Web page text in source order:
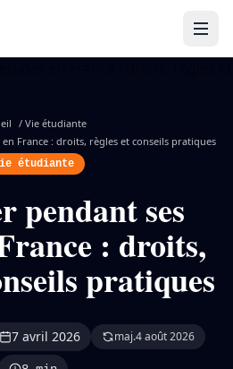
/ Vie étudiante
France : droits, règles et conseils pratiques
étudiante
pendant ses
: droits,
pratiques
7 avril 2026 maj.4 août 2026